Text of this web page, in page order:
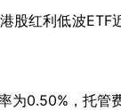
股红利低波ETF
为0.50% ，托管